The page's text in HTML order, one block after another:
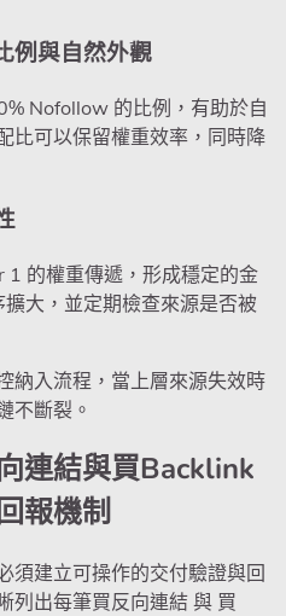
與自然外觀
Nofollow 的比例，有助於自
比可以保留權重效率，同時降
的權重傳遞，形成穩定的金
大，並定期檢查來源是否被
納入流程，當上層來源失效時
不斷裂。
連結與買Backlink
報機制
須建立可操作的交付驗證與回
列出每筆買反向連結 與 買